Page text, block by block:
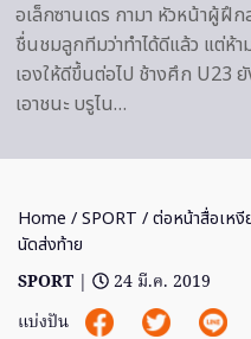
อเล็กซานเดร กามา หัวหน้าผู้ฝึ
ชื่นชมลูกทีมว่าทำได้ดีแล้ว แต่ห้
เองให้ดีขึ้นต่อไป ช้างศึก U23
เอาชนะ บรูไน…
Home /SPORT / ต่อหน้าสื่อเหงี
นัดส่งท้าย
SPORT |
24 มี.ค. 2019
แบ่งปัน